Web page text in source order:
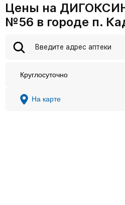
Цены на
№56 в городе п.
Круглосуточно
На карте